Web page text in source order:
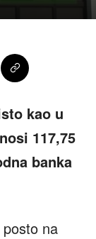
kao u
117,75
banka
na